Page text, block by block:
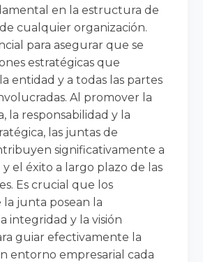
en la estructura de
cualquier organización.
para asegurar que se
estratégicas que
entidad y a todas las partes
Al promover la
la responsabilidad y la
las juntas de
significativamente a
y el éxito a largo plazo de las
Es crucial que los
la junta posean la
integridad y la visión
guiar efectivamente la
entorno empresarial cada